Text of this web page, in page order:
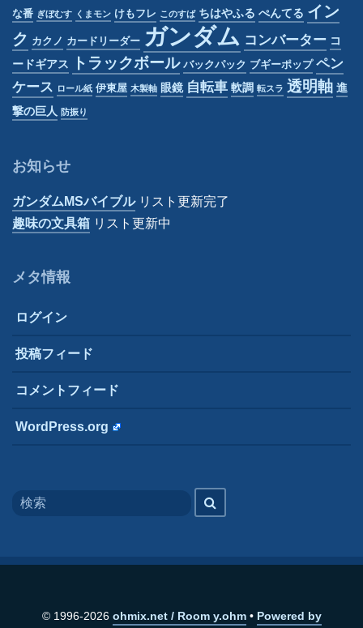
な番 ぎぼむす くまモン けもフレ このすば ちはやふる ぺんてる イン
ク カクノ カードリーダー ガンダム コンバーター コ
ードギアス
トラックボール バックパック ブギーポップ ペン
ケース ロール紙 伊東屋 木製軸 眼鏡 自転車 軟調 転スラ 透明軸 進
撃の巨人
防振り
お知らせ
ガンダムMSバイブルリスト更新完了
趣味の文具箱 リスト更新中
メタ情報
ログイン
投稿フィード
コメントフィード
WordPress.org
for
索
© 1996-2026 ohmix.net / Room y.ohm
Powered by